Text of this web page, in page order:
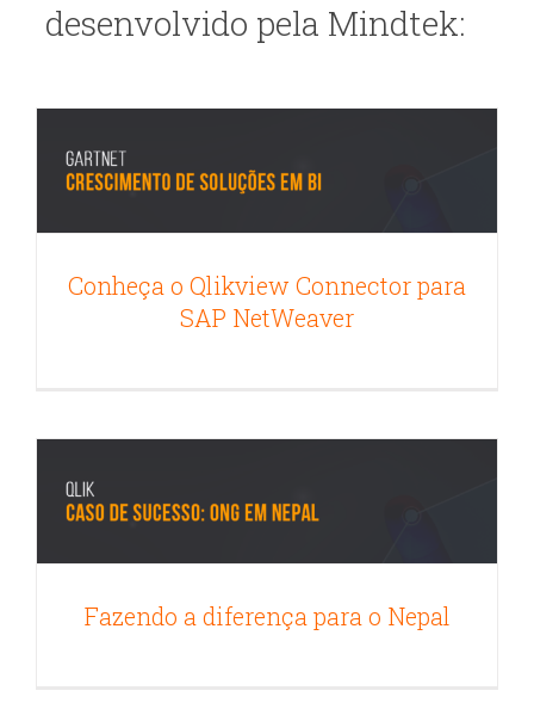
desenvolvido pela Mindtek:
Conheça o Qlikview Connector para
Destaque na Home Qlikview
Conheça o Qlikview Connector para
SAP NetWeaver
Fazendo a diferença para o Nepal